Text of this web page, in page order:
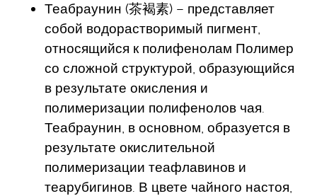
Теабраунин (茶褐素) – представляет
собой водорастворимый пигмент,
относящийся к полифенолам Полимер
со сложной структурой, образующийся
в результате окисления и
полимеризации полифенолов чая.
Теабраунин, в основном, образуется в
результате окислительной
полимеризации теафлавинов и
теарубигинов. В цвете чайного настоя,